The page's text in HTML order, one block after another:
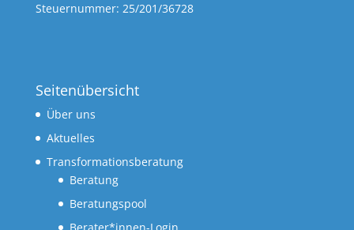
Steuernummer: 25/201/36728
Seitenübersicht
Über uns
Aktuelles
Transformationsberatung
Beratung
Beratungspool